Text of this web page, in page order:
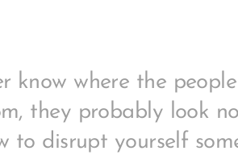
know where the
they probably look
to disrupt yourself